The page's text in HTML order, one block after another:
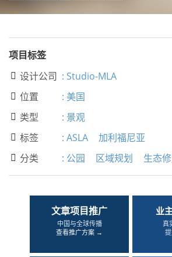
项目标签
 设计公司 : Studio-MLA
 位置 : 美国
 类型 : 景观
 标签 : ASLA 加利福尼亚
 分类 : 公园 区域规划 生态
文章项目推广
中国与全球传播
查看推广方案 →
业
真